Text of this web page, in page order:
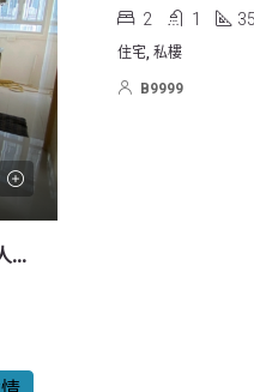
2 1
住宅, 私樓
B9999